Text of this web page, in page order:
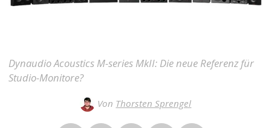
Dynaudio Acoustics M-series MkII: Die neue Referenz für
Studio-Monitore?
Von Thorsten Sprengel